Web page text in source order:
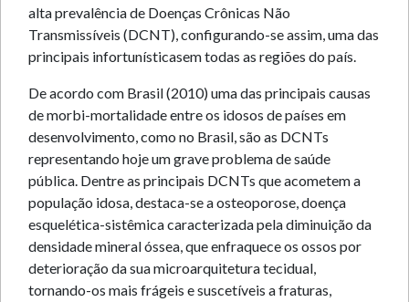
alta prevalência de Doenças Crônicas Não
Transmissíveis (DCNT), configurando-se assim, uma das
principais infortunísticasem todas as regiões do país.
De acordo com Brasil (2010) uma das principais causas
de morbi-mortalidade entre os idosos de países em
desenvolvimento, como no Brasil, são as DCNTs
representando hoje um grave problema de saúde
pública. Dentre as principais DCNTs que acometem a
população idosa, destaca-se a osteoporose, doença
esquelética-sistêmica caracterizada pela diminuição da
densidade mineral óssea, que enfraquece os ossos por
deterioração da sua microarquitetura tecidual,
tornando-os mais frágeis e suscetíveis a fraturas,